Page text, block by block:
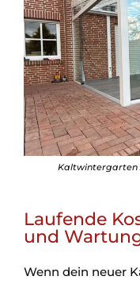
Kaltwintergarten
Laufende
und
Wenn dein neuer